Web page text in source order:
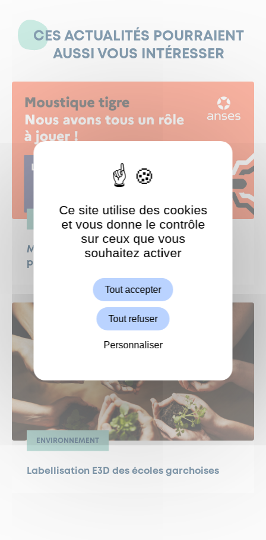
CES ACTUALITÉS POURRAIENT
AUSSI VOUS INTÉRESSER
Moustique Tigre : Agissons pour limiter sa
prolifération !
ENVIRONNEMENT
Labellisation E3D des écoles garchoises
ShareThis est désactivé.
Ce site utilise des cookies
et vous donne le contrôle
sur ceux que vous
souhaitez activer
Tout accepter
Tout refuser
Personnaliser